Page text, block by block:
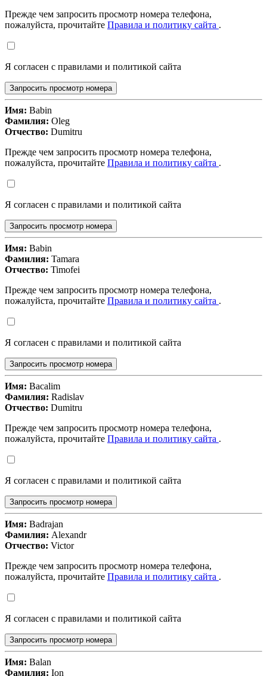
Прежде чем запросить просмотр номера телефона,
пожалуйста, прочитайте Правила и политику сайта .
Я согласен с правилами и политикой сайта
Запросить просмотр номера
Имя: Babin
Фамилия: Oleg
Отчество: Dumitru
Прежде чем запросить просмотр номера телефона,
пожалуйста, прочитайте Правила и политику сайта .
Я согласен с правилами и политикой сайта
Запросить просмотр номера
Имя: Babin
Фамилия: Tamara
Отчество: Timofei
Прежде чем запросить просмотр номера телефона,
пожалуйста, прочитайте Правила и политику сайта .
Я согласен с правилами и политикой сайта
Запросить просмотр номера
Имя: Bacalim
Фамилия: Radislav
Отчество: Dumitru
Прежде чем запросить просмотр номера телефона,
пожалуйста, прочитайте Правила и политику сайта .
Я согласен с правилами и политикой сайта
Запросить просмотр номера
Имя: Badrajan
Фамилия: Alexandr
Отчество: Victor
Прежде чем запросить просмотр номера телефона,
пожалуйста, прочитайте Правила и политику сайта .
Я согласен с правилами и политикой сайта
Запросить просмотр номера
Имя: Balan
Фамилия: Ion